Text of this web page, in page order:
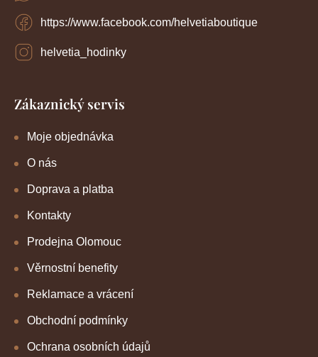
https://www.facebook.com/helvetiaboutique
helvetia_hodinky
Zákaznický servis
Moje objednávka
O nás
Doprava a platba
Kontakty
Prodejna Olomouc
Věrnostní benefity
Reklamace a vrácení
Obchodní podmínky
Ochrana osobních údajů